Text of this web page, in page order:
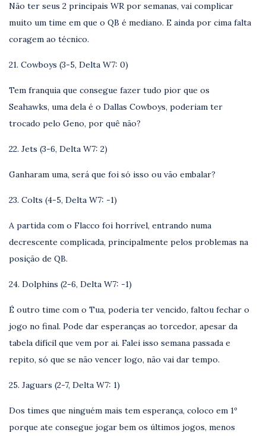
Não ter seus 2 principais WR por semanas, vai complicar
muito um time em que o QB é mediano. E ainda por cima falta
coragem ao técnico.
21. Cowboys (3-5, Delta W7: 0)
Tem franquia que consegue fazer tudo pior que os
Seahawks, uma dela é o Dallas Cowboys, poderiam ter
trocado pelo Geno, por quê não?
22. Jets (3-6, Delta W7: 2)
Ganharam uma, será que foi só isso ou vão embalar?
23. Colts (4-5, Delta W7: -1)
A partida com o Flacco foi horrível, entrando numa
decrescente complicada, principalmente pelos problemas na
posição de QB.
24. Dolphins (2-6, Delta W7: -1)
É outro time com o Tua, poderia ter vencido, faltou fechar o
jogo no final. Pode dar esperanças ao torcedor, apesar da
tabela difícil que vem por ai. Falei isso semana passada e
repito, só que se não vencer logo, não vai dar tempo.
25. Jaguars (2-7, Delta W7: 1)
Dos times que ninguém mais tem esperança, coloco em 1º
porque ate consegue jogar bem os últimos jogos, menos